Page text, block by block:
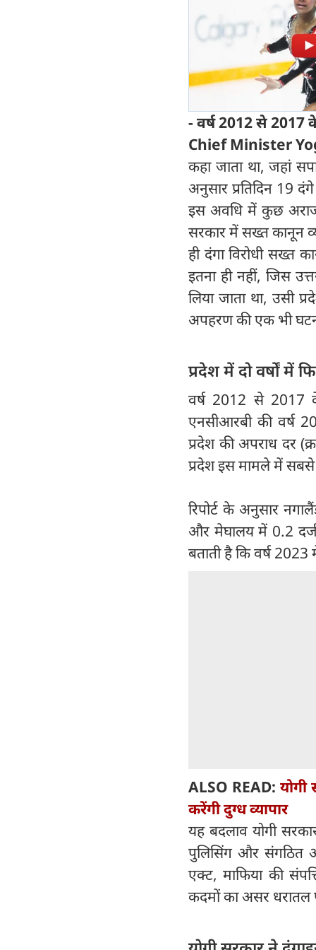
- वर्ष 2012 से
Chief Minister
कहा जाता था, जहां
अनुसार प्रतिदिन 19
इस अवधि में कुछ
सरकार में सख्त कानून
ही दंगा विरोधी सख्त
इतना ही नहीं, जिस
लिया जाता था, उसी
अपहरण की एक भी
प्रदेश में दो वर्षों में
वर्ष 2012 से 2017
एनसीआरबी की वर्ष
प्रदेश की अपराध दर
प्रदेश इस मामले में सबसे
रिपोर्ट के अनुसार
और मेघालय में 0.2 दर्ज
बताती है कि वर्ष 2023
ALSO READ:
करेंगी दुग्ध व्यापार
यह बदलाव योगी
पुलिसिंग और संगठित
एक्ट, माफिया की
कदमों का असर धरातल